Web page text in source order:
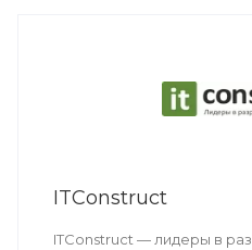
ITConstruct
ITConstruct — лидеры в